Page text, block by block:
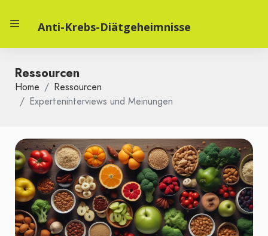
Anti-Krebs-Diätgeheimnisse
Ressourcen
Home
Ressourcen
Experteninterviews und Meinungen